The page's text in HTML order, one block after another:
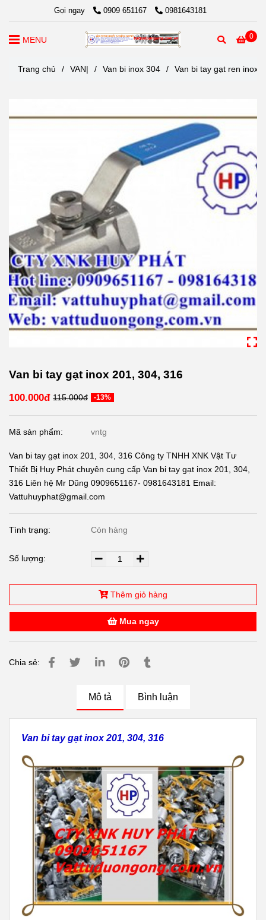
Gọi ngay 0909 651167 0981643181
0
MENU
Trang chủ / VAN| / Van bi inox 304 / Van bi tay gạt ren inox
Van bi tay gạt inox 201, 304, 316
100.000đ 115.000đ -13%
Mã sản phẩm: vntg
Van bi tay gạt inox 201, 304, 316 Công ty TNHH XNK Vật Tư
Thiết Bị Huy Phát chuyên cung cấp Van bi tay gạt inox 201, 304,
316 Liên hệ Mr Dũng 0909651167- 0981643181 Email:
Vattuhuyphat@gmail.com
Tình trạng: Còn hàng
Số lượng:
Thêm giỏ hàng
Mua ngay
Chia sẻ:
Mô tả Bình luận
Van bi tay gạt inox 201, 304, 316